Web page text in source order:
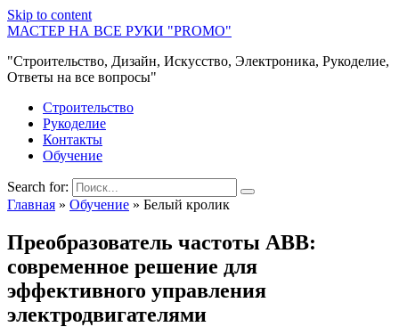
Skip to content
МАСТЕР НА ВСЕ РУКИ "PROMO"
"Строительство, Дизайн, Искусство, Электроника, Рукоделие,
Ответы на все вопросы"
Строительство
Рукоделие
Контакты
Обучение
Search for:
Главная » Обучение » Белый кролик
Преобразователь частоты ABB:
современное решение для
эффективного управления
электродвигателями